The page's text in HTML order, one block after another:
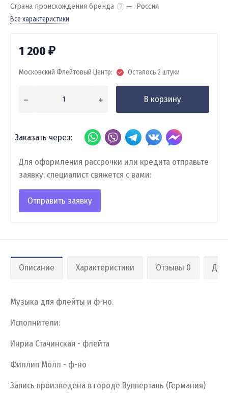
Страна происхождения бренда
Россия
Все характеристики
1 200 ₽
Московский Флейтовый Центр: Осталось 2 штуки
В корзину
Заказать через:
Для оформления рассрочки или кредита отправьте
заявку, специалист свяжется с вами:
Отправить заявку
Описание Характеристики Отзывы 0
Музыка для флейты и ф-но.
Исполнители:
Инриа Стачинская - флейта
Филлип Молл - ф-но
Запись произведена в городе Вупперталь (Германия)